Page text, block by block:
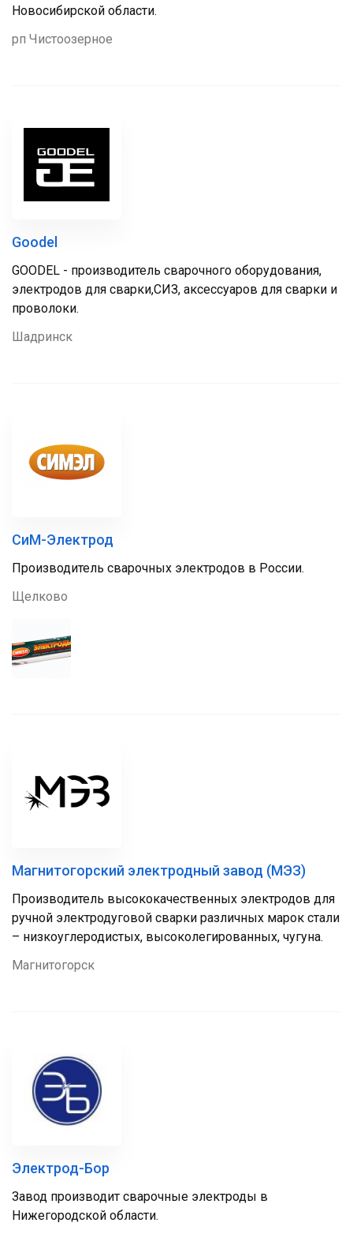
Новосибирской области.
рп Чистоозерное
Goodel
GOODEL - производитель сварочного оборудования,
электродов для сварки,СИЗ, аксессуаров для сварки и
проволоки.
Шадринск
СиМ-Электрод
Производитель сварочных электродов в России.
Щелково
Магнитогорский электродный завод (МЭЗ)
Производитель высококачественных электродов для
ручной электродуговой сварки различных марок стали
– низкоуглеродистых, высоколегированных, чугуна.
Магнитогорск
Электрод-Бор
Завод производит сварочные электроды в
Нижегородской области.